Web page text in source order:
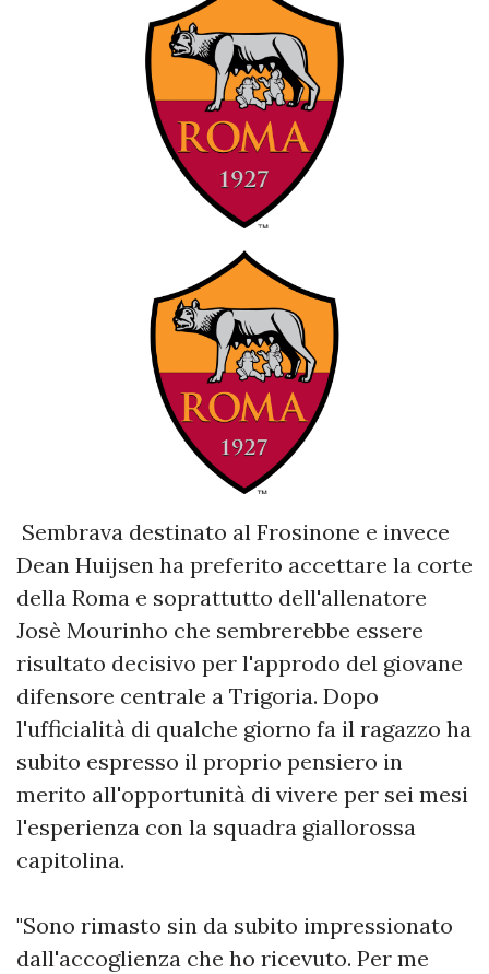
Sembrava destinato al Frosinone e invece
Dean Huijsen ha preferito accettare la corte
della Roma e soprattutto dell'allenatore
Josè Mourinho che sembrerebbe essere
risultato decisivo per l'approdo del giovane
difensore centrale a Trigoria. Dopo
l'ufficialità di qualche giorno fa il ragazzo ha
subito espresso il proprio pensiero in
merito all'opportunità di vivere per sei mesi
l'esperienza con la squadra giallorossa
capitolina.
"Sono rimasto sin da subito impressionato
dall'accoglienza che ho ricevuto. Per me